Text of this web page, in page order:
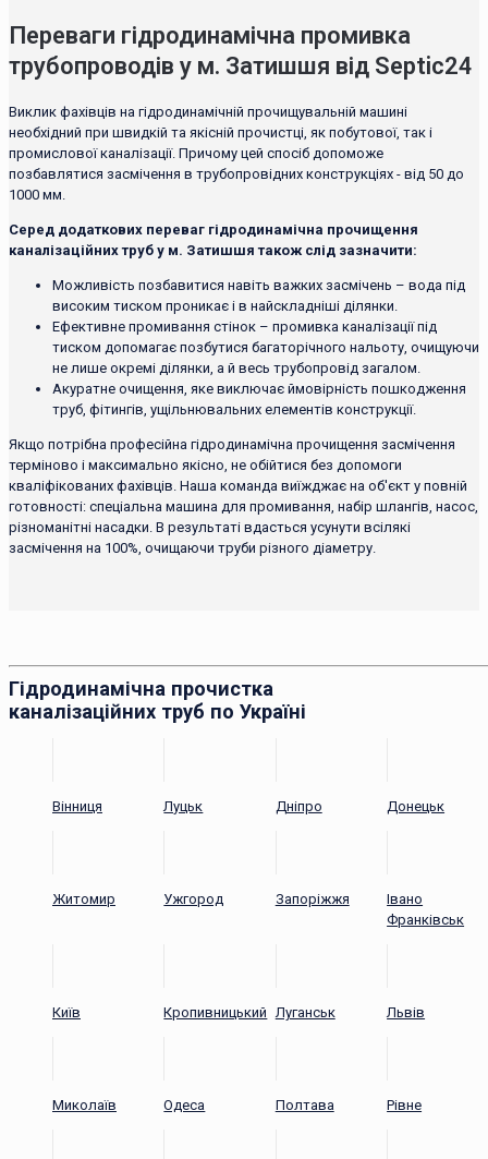
Переваги гідродинамічна промивка
трубопроводів у м. Затишшя від Septic24
Виклик фахівців на гідродинамічній прочищувальній машині
необхідний при швидкій та якісній прочистці, як побутової, так і
промислової каналізації. Причому цей спосіб допоможе
позбавлятися засмічення в трубопровідних конструкціях - від 50 до
1000 мм.
Серед додаткових переваг гідродинамічна прочищення
каналізаційних труб у м. Затишшя також слід зазначити:
Можливість позбавитися навіть важких засмічень – вода під
високим тиском проникає і в найскладніші ділянки.
Ефективне промивання стінок – промивка каналізації під
тиском допомагає позбутися багаторічного нальоту, очищуючи
не лише окремі ділянки, а й весь трубопровід загалом.
Акуратне очищення, яке виключає ймовірність пошкодження
труб, фітингів, ущільнювальних елементів конструкції.
Якщо потрібна професійна гідродинамічна прочищення засмічення
терміново і максимально якісно, ​​не обійтися без допомоги
кваліфікованих фахівців. Наша команда виїжджає на об'єкт у повній
готовності: спеціальна машина для промивання, набір шлангів, насос,
різноманітні насадки. В результаті вдасться усунути всілякі
засмічення на 100%, очищаючи труби різного діаметру.
Гідродинамічна прочистка
каналізаційних труб по Україні
Вінниця Луцьк Дніпро Донецьк
Житомир Ужгород Запоріжжя
Івано
Франківськ
Київ Кропивницький Луганськ Львів
Миколаїв Одеса Полтава Рівне